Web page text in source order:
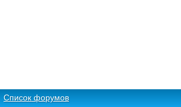
Список форумов